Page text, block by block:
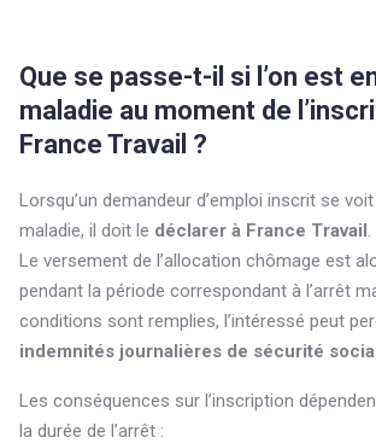
Que se passe-t-il si l’on est
maladie au moment de
France Travail ?
Lorsqu’un demandeur d’emploi inscrit se
maladie, il doit le déclarer à France Travail.
Le versement de l’allocation chômage est
pendant la période correspondant à l’arrêt
conditions sont remplies, l’intéressé peut
indemnités journalières de sécurité
Les conséquences sur l’inscription
la durée de l’arrêt :